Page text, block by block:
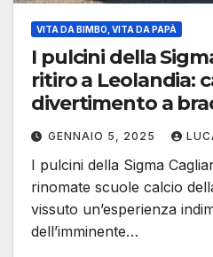
VITA DA BIMBO, VITA DA PAPÀ
I pulcini della
ritiro a Leolandia:
divertimento a
GENNAIO 5, 2025
I pulcini della Sigma
rinomate scuole calcio
vissuto un’esperienza
dell’imminente…